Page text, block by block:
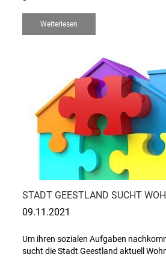
Weiterlesen
STADT GEESTLAND SUCHT
09.11.2021
Um ihren sozialen Aufgaben
sucht die Stadt Geestland aktuell